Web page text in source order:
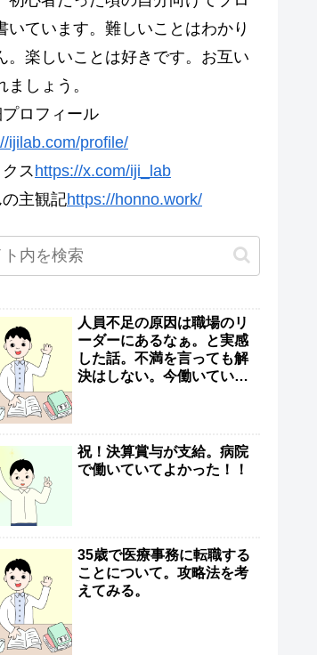
いています。難しいことはわかり
。楽しいことは好きです。お互い
ましょう。
ロフィール
ijilab.com/profile/
ス https://x.com/iji_lab
主観記https://honno.work/
人員不足の原因は職場のリ
ーダーにあるなぁ。と実感
した話。不満を言っても解
決はしない。今働いている
祝！決算賞与が支給。病院
で働いていてよかった！！
35歳で医療事務に転職する
ことについて。攻略法を考
えてみる。